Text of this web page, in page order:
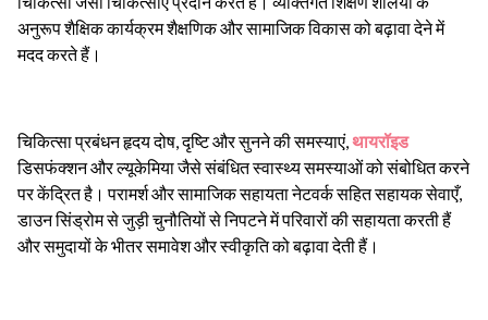
अनुरूप शैक्षिक कार्यक्रम शैक्षणिक और सामाजिक विकास को बढ़ावा देने में
मदद करते हैं।
चिकित्सा प्रबंधन हृदय दोष, दृष्टि और सुनने की समस्याएं, थायरॉइड
डिसफंक्शन और ल्यूकेमिया जैसे संबंधित स्वास्थ्य समस्याओं को संबोधित करने
पर केंद्रित है। परामर्श और सामाजिक सहायता नेटवर्क सहित सहायक सेवाएँ,
डाउन सिंड्रोम से जुड़ी चुनौतियों से निपटने में परिवारों की सहायता करती हैं
और समुदायों के भीतर समावेश और स्वीकृति को बढ़ावा देती हैं।